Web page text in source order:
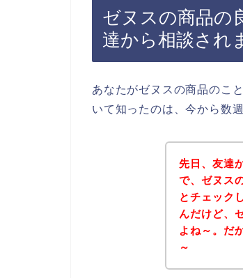
ゼヌスの商品の
達から相談され
あなたがゼヌスの商品のこ
いて知ったのは、今から数
先日、友達
で、ゼヌス
とチェック
んだけど、
よね～。だ
～